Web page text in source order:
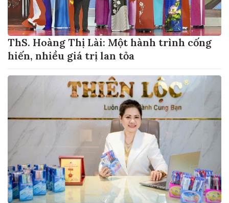
ThS. Hoàng Thị Lài: Một hành trình cống
hiến, nhiều giá trị lan tỏa